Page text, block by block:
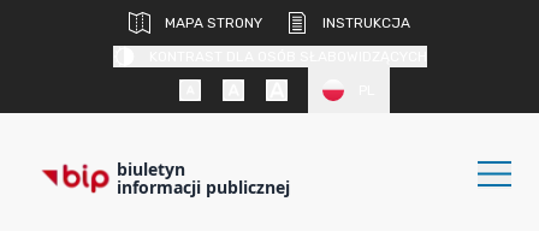
MAPA STRONY
INSTRUKCJA
biuletyn
informacji publicznej